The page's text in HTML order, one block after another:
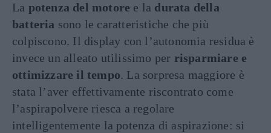
La potenza del motore e la durata della
batteria sono le caratteristiche che più
colpiscono. Il display con l’autonomia residua è
invece un alleato utilissimo per risparmiare e
ottimizzare il tempo. La sorpresa maggiore è
stata l’aver effettivamente riscontrato come
l’aspirapolvere riesca a regolare
intelligentemente la potenza di aspirazione: si